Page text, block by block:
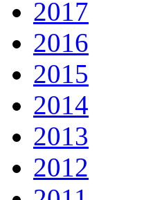
2017
2016
2015
2014
2013
2012